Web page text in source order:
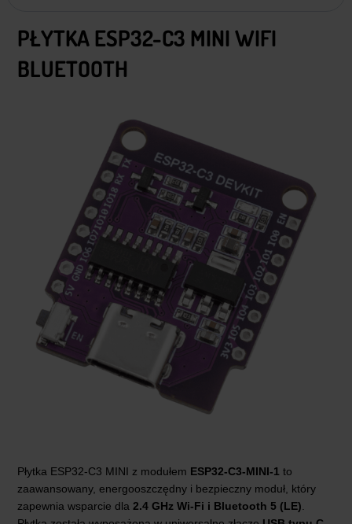
PŁYTKA ESP32-C3 MINI WIFI
BLUETOOTH
Płytka ESP32-C3 MINI z modułem ESP32-C3-MINI-1 to
zaawansowany, energooszczędny i bezpieczny moduł, który
zapewnia wsparcie dla 2.4 GHz Wi-Fi i Bluetooth 5 (LE)